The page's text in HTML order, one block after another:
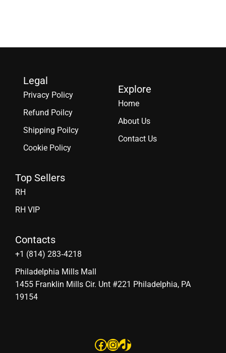
Legal
Privacy Policy
Refund Poilcy
Shipping Poilcy
Cookie Policy
Explore
Home
About Us
Contact Us
Top Sellers
RH
RH VIP
Contacts
‪+1 (814) 283‑4218
Philadelphia Mills Mall
1455 Franklin Mills Cir. Unt #221 Philadelphia, PA
19154
Facebook
Instagram
TikTok